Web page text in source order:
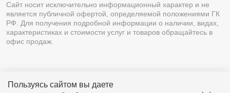
Пользуясь сайтом вы даете
Сайт носит исключительно информационный характер и не
является публичной офертой, определяемой положениями ГК
РФ. Для получения подробной информации о наличии, видах,
характеристиках и стоимости услуг и товаров обращайтесь в
офис продаж.
Разработка сайтаLukevium